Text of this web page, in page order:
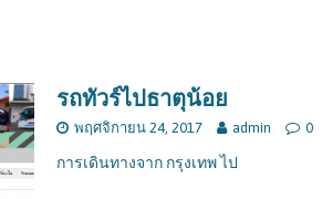
รถทัวร์ไปธาตุน้อย
พฤศจิกายน 24, 2017 admin 0
การเดินทางจาก กรุงเทพ ไป